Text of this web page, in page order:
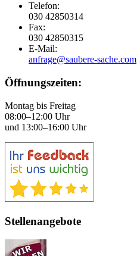
Telefon:
030 42850314
Fax:
030 42850315
E-Mail:
anfrage@saubere-sache.com
Öffnungszeiten:
Montag bis Freitag
08:00–12:00 Uhr
und 13:00–16:00 Uhr
Stellenangebote